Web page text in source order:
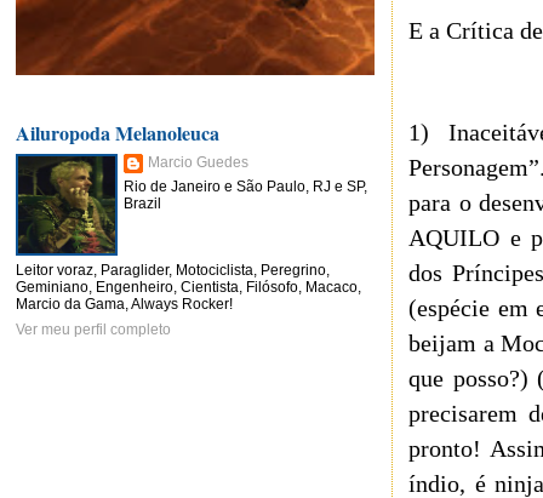
E a Crítica
1)
para o
AQUILO e
dos
(espécie em
beijam a
que posso?)
precisarem
pronto!
índio, é
Ailuropoda Melanoleuca
Marcio Guedes
Rio de Janeiro e São Paulo, RJ e SP,
Brazil
Leitor voraz, Paraglider, Motociclista, Peregrino,
Geminiano, Engenheiro, Cientista, Filósofo, Macaco,
Marcio da Gama, Always Rocker!
Ver meu perfil completo